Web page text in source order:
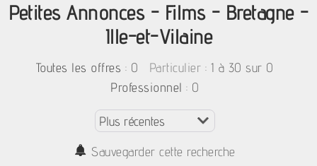
Petites Annonces - Films - Bretagne -
Ille-et-Vilaine
Toutes les offres : 0 Particulier : 1 à 30 sur 0
Professionnel : 0
Sauvegarder cette recherche